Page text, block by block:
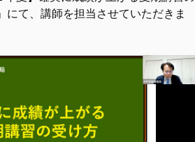
にて、講師を担当させていただきま